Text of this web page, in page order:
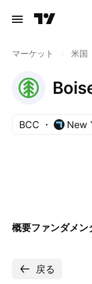
マーケット 米国
BCC New
概要ファンダメン
戻る